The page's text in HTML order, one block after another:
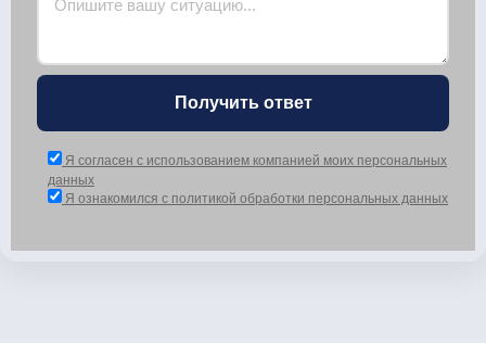
Получить ответ
Я согласен с использованием компанией моих персональных
данных
Я ознакомился с политикой обработки персональных данных